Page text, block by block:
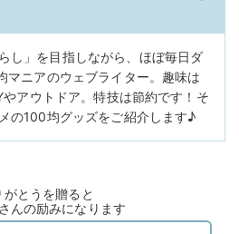
し」を目指しながら、ほぼ毎日ダ
マニアのウェブライター。趣味は
アウトドア。特技は節約です！そ
の100均グッズをご紹介します♪
がとうを贈ると
んの励みになります